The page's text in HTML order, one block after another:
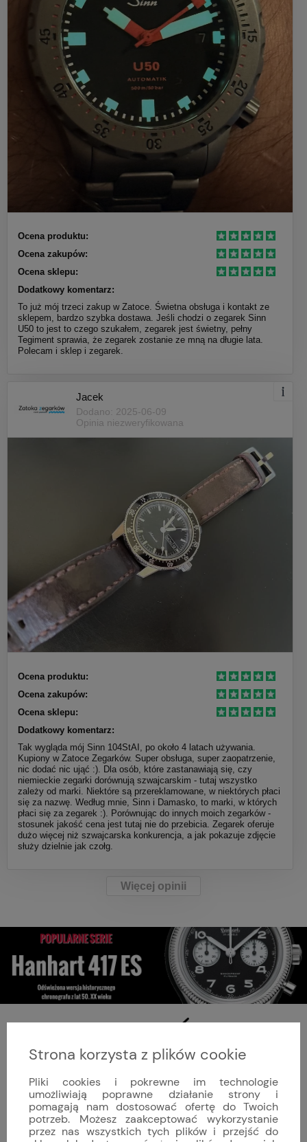
Ocena produktu:
Ocena zakupów:
Ocena sklepu:
Dodatkowy komentarz:
To już mój trzeci zakup w Zatoce. Świetna obsługa i kontakt ze
sklepem, bardzo szybka dostawa. Jeśli chodzi o zegarek Sinn
U50 to jest to czego szukałem, zegarek jest świetny, pełny
Tegiment sprawia, że zegarek zostanie ze mną na długie lata.
Polecam i sklep i zegarek.
Jacek
Dodano: 2025-06-09
Opinia niezweryfikowana
Ocena produktu:
Ocena zakupów:
Ocena sklepu:
Dodatkowy komentarz:
Tak wygląda mój Sinn 104StAI, po około 4 latach używania.
Kupiony w Zatoce Zegarków. Super obsługa, super zaopatrzenie,
nic dodać nic ująć :). Dla osób, które zastanawiają się, czy
niemieckie zegarki dorównują szwajcarskim - tutaj wszystko
zależy od marki. Niektóre są przereklamowane, w niektórych płaci
się za nazwę. Według mnie, Sinn i Damasko, to marki, w których
płaci się za zegarek :). Porównując do innych moich zegarków -
stosunek jakość cena jest tutaj nie do przebicia. Zegarek oferuje
dużo więcej niż szwajcarska konkurencja, a jak pokazuje zdjęcie
służy dzielnie jak czołg.
Więcej opinii
AUTORYZOWANY DEALER
Oficjalnie reprezentujemy w Polsce każdą ze sprzedawanych marek.
Strona korzysta z plików cookie
Pliki cookies i pokrewne im technologie
umożliwiają poprawne działanie strony i
pomagają nam dostosować ofertę do Twoich
potrzeb. Możesz zaakceptować wykorzystanie
przez nas wszystkich tych plików i przejść do